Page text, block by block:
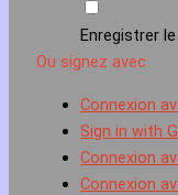
Enregistrer
Ou signez avec
Connexion
Sign in with
Connexion
Connexion